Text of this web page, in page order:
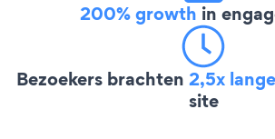
200% growth in
Bezoekers brachten 2,5x
site